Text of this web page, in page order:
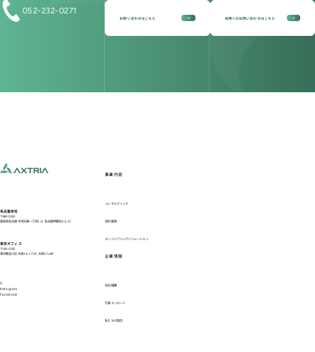
052-232-0271
お問い合わせはこちら arrow_right_alt 採用へのお問い合わせはこちら arrow_right_alt
名古屋本社
〒460-0003
愛知県名古屋市中区錦一丁目5-11 名古屋伊藤忠ビル 3F
東京オフィス
〒141-0032
東京都品川区大崎1-6-1 TOC大崎ビル18F
X
Instagram
Facebook
事業内容
コンサルティング
受託開発
エンジニアリングソリューション
企業情報
会社概要
代表メッセージ
私たちの理念